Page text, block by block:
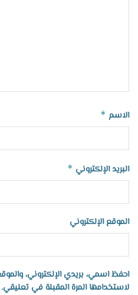
الاسم *
البريد الإلكتروني *
الموقع الإلكتروني
احفظ اسمي، بريدي الإلكتروني،
لاستخدامها المرة المقبلة في تعليقي.